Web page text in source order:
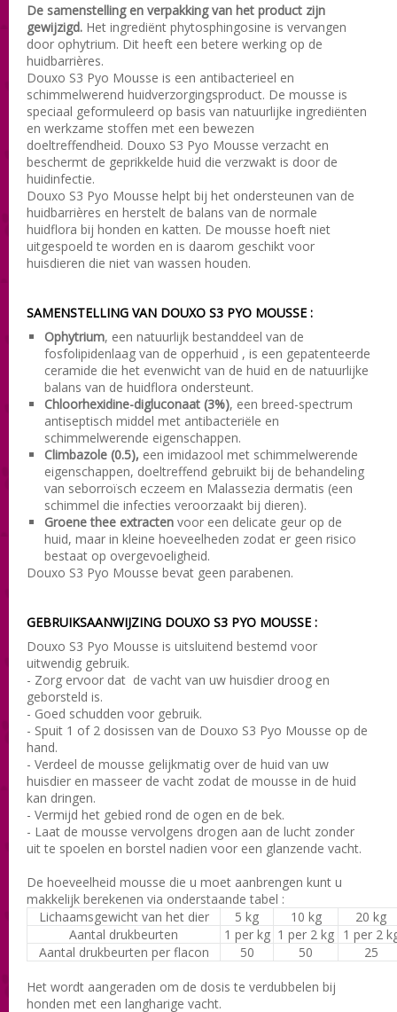
De samenstelling en verpakking van het product zijn
gewijzigd. Het ingrediënt phytosphingosine is vervangen
door ophytrium. Dit heeft een betere werking op de
huidbarrières.
Douxo S3 Pyo Mousse is een antibacterieel en
schimmelwerend huidverzorgingsproduct. De mousse is
speciaal geformuleerd op basis van natuurlijke ingrediënten
en werkzame stoffen met een bewezen
doeltreffendheid. Douxo S3 Pyo Mousse verzacht en
beschermt de geprikkelde huid die verzwakt is door de
huidinfectie.
Douxo S3 Pyo Mousse helpt bij het ondersteunen van de
huidbarrières en herstelt de balans van de normale
huidflora bij honden en katten. De mousse hoeft niet
uitgespoeld te worden en is daarom geschikt voor
huisdieren die niet van wassen houden.
SAMENSTELLING VAN DOUXO S3 PYO MOUSSE :
Ophytrium, een natuurlijk bestanddeel van de
fosfolipidenlaag van de opperhuid , is een gepatenteerde
ceramide die het evenwicht van de huid en de natuurlijke
balans van de huidflora ondersteunt.
Chloorhexidine-digluconaat (3%), een breed-spectrum
antiseptisch middel met antibacteriële en
schimmelwerende eigenschappen.
Climbazole (0.5), een imidazool met schimmelwerende
eigenschappen, doeltreffend gebruikt bij de behandeling
van seborroïsch eczeem en Malassezia dermatis (een
schimmel die infecties veroorzaakt bij dieren).
Groene thee extracten voor een delicate geur op de
huid, maar in kleine hoeveelheden zodat er geen risico
bestaat op overgevoeligheid.
Douxo S3 Pyo Mousse bevat geen parabenen.
GEBRUIKSAANWIJZING DOUXO S3 PYO MOUSSE :
Douxo S3 Pyo Mousse is uitsluitend bestemd voor
uitwendig gebruik.
- Zorg ervoor dat de vacht van uw huisdier droog en
geborsteld is.
- Goed schudden voor gebruik.
- Spuit 1 of 2 dosissen van de Douxo S3 Pyo Mousse op de
hand.
- Verdeel de mousse gelijkmatig over de huid van uw
huisdier en masseer de vacht zodat de mousse in de huid
kan dringen.
- Vermijd het gebied rond de ogen en de bek.
- Laat de mousse vervolgens drogen aan de lucht zonder
uit te spoelen en borstel nadien voor een glanzende vacht.
De hoeveelheid mousse die u moet aanbrengen kunt u
makkelijk berekenen via onderstaande tabel :
Lichaamsgewicht van het dier
5 kg 10 kg
20 kg
Aantal drukbeurten
1 per kg 1 per 2 kg 1 per 2
Aantal drukbeurten per flacon
50 50 25
Het wordt aangeraden om de dosis te verdubbelen bij
honden met een langharige vacht.